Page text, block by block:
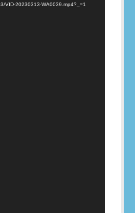
VID-20230313-WA0039.mp4?_=1